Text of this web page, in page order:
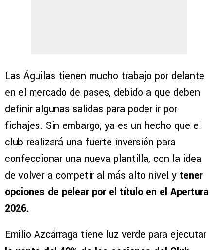
Las Águilas tienen mucho trabajo por delante
en el mercado de pases, debido a que deben
definir algunas salidas para poder ir por
fichajes. Sin embargo, ya es un hecho que el
club realizará una fuerte inversión para
confeccionar una nueva plantilla, con la idea
de volver a competir al más alto nivel y tener
opciones de pelear por el título en el Apertura
2026.
Emilio Azcárraga tiene luz verde para ejecutar